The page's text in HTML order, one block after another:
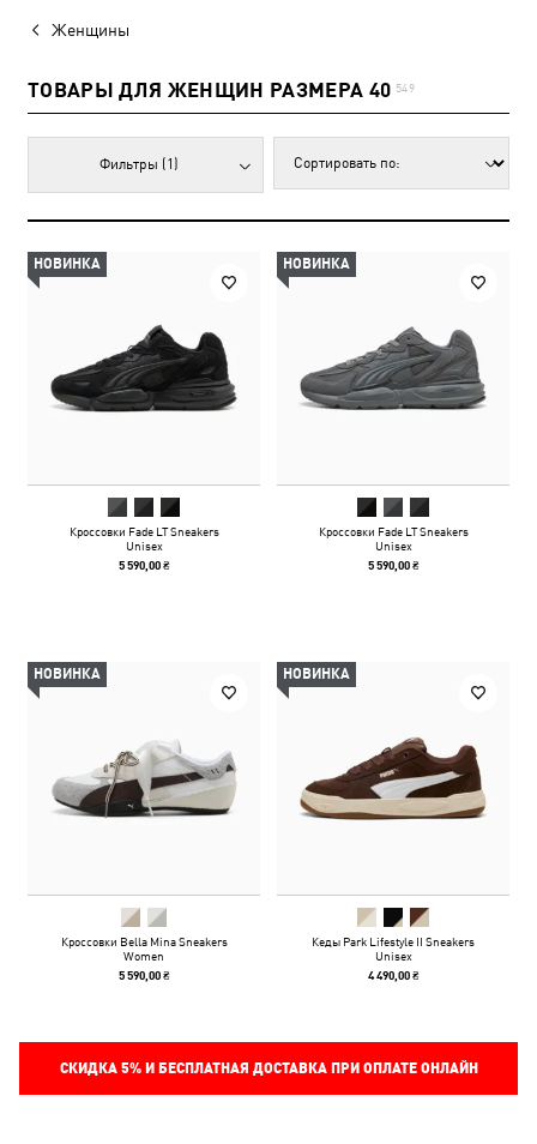
Женщины
ТОВАРЫ ДЛЯ ЖЕНЩИН РАЗМЕРА 40 549
Фильтры (1)
НОВИНКА
Кроссовки Fade LT Sneakers
Unisex
5 590,00 ₴
НОВИНКА
Кроссовки Fade LT Sneakers
Unisex
5 590,00 ₴
НОВИНКА
Кроссовки Bella Mina Sneakers
Women
5 590,00 ₴
НОВИНКА
Кеды Park Lifestyle II Sneakers
Unisex
4 490,00 ₴
СКИДКА 5%И БЕСПЛАТНАЯ ДОСТАВКА ПРИ ОПЛАТЕ ОНЛАЙН